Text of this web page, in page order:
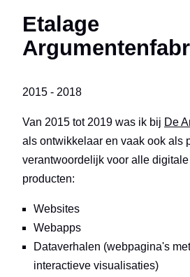
Etalage
2015 - 2018
Van 2015 tot 2019 was ik bij De
als ontwikkelaar en vaak ook als
verantwoordelijk voor alle
producten:
Websites
Webapps
Dataverhalen (webpagina's
interactieve visualisaties)